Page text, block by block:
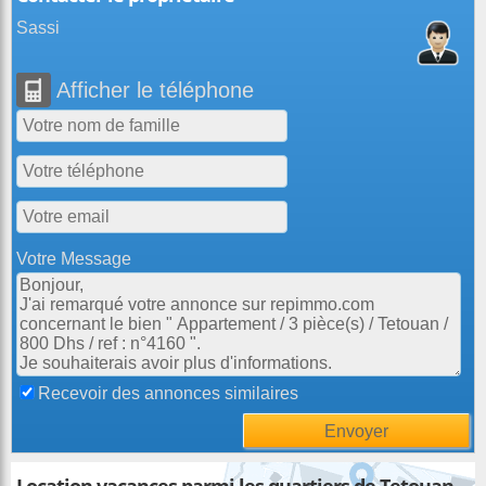
Sassi
Afficher le téléphone
Votre Message
Recevoir des annonces similaires